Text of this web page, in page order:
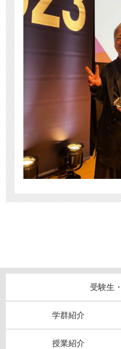
受験生
学群紹介
授業紹介